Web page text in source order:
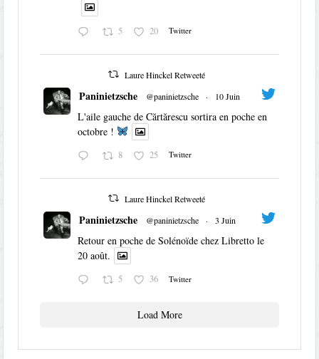
5 20 Twitter
Laure Hinckel Retweeté
Paninietzsche @paninietzsche · 10 Juin
L'aile gauche de Cărtărescu sortira en poche en
octobre !
8 25 Twitter
Laure Hinckel Retweeté
Paninietzsche @paninietzsche · 3 Juin
Retour en poche de Solénoïde chez Libretto le
20 août.
5 36 Twitter
Load More